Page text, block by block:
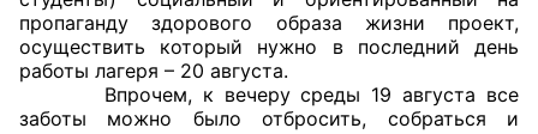
независимой оценки качества условий
оказания услуг
О Палате
пропаганду здорового образа жизни проект,
осуществить который нужно в последний день
работы лагеря – 20 августа.
Впрочем, к вечеру среды 19 августа все
заботы можно было отбросить, собраться и